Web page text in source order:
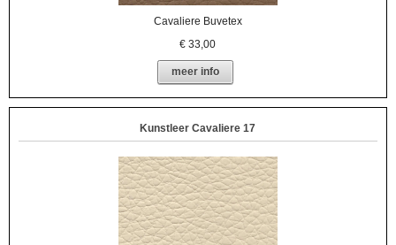
Cavaliere Buvetex
€33,00
meer info
Kunstleer Cavaliere 17